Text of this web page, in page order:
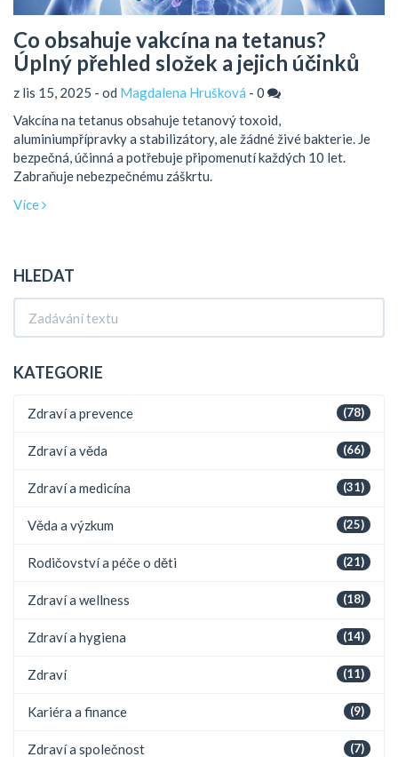
Co obsahuje vakcína na tetanus?
Úplný přehled složek a jejich účinků
z lis 15, 2025 - od Magdalena Hrušková - 0
Vakcína na tetanus obsahuje tetanový toxoid,
aluminiumpřípravky a stabilizátory, ale žádné živé bakterie. Je
bezpečná, účinná a potřebuje připomenutí každých 10 let.
Zabraňuje nebezpečnému záškrtu.
Více
HLEDAT
KATEGORIE
(78)
Zdraví a prevence
(66)
Zdraví a věda
(31)
Zdraví a medicína
(25)
Věda a výzkum
(21)
Rodičovství a péče o děti
(18)
Zdraví a wellness
(14)
Zdraví a hygiena
(11)
Zdraví
(9)
Kariéra a finance
(7)
Zdraví a společnost